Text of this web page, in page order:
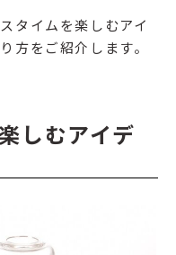
タイムを楽しむアイ
方をご紹介します。
しむアイデ